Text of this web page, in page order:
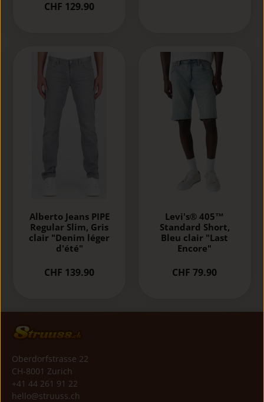
CHF 129.90
Alberto Jeans PIPE
Regular Slim, Gris
clair "Denim léger
d'été"
CHF 139.90
Levi's® 405™
Standard Short,
Bleu clair "Last
Encore"
CHF 79.90
Oberdorfstrasse 22
CH-8001 Zurich
+41 44 261 91 22
hello@struuss.ch